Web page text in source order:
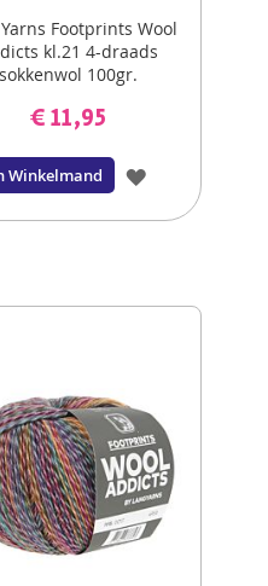
Footprints Wool
kl.21 4-draads
sokkenwol 100gr.
€ 11,95
Winkelmand
VOEG
TOE